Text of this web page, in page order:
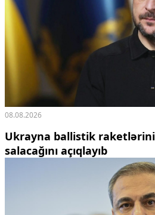
08.08.2026
Ukrayna ballistik
salacağını açıqlayıb